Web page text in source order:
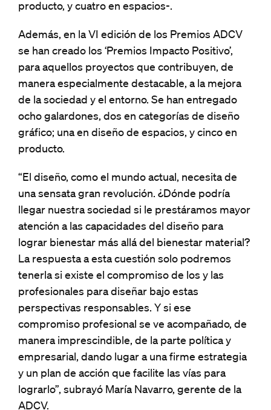
producto, y cuatro en espacios-.
Además, en la VI edición de los Premios ADCV
se han creado los ‘Premios Impacto Positivo’,
para aquellos proyectos que contribuyen, de
manera especialmente destacable, a la mejora
de la sociedad y el entorno. Se han entregado
ocho galardones, dos en categorías de diseño
gráfico; una en diseño de espacios, y cinco en
producto.
“El diseño, como el mundo actual, necesita de
una sensata gran revolución. ¿Dónde podría
llegar nuestra sociedad si le prestáramos mayor
atención a las capacidades del diseño para
lograr bienestar más allá del bienestar material?
La respuesta a esta cuestión solo podremos
tenerla si existe el compromiso de los y las
profesionales para diseñar bajo estas
perspectivas responsables. Y si ese
compromiso profesional se ve acompañado, de
manera imprescindible, de la parte política y
empresarial, dando lugar a una firme estrategia
y un plan de acción que facilite las vías para
lograrlo”, subrayó María Navarro, gerente de la
ADCV.